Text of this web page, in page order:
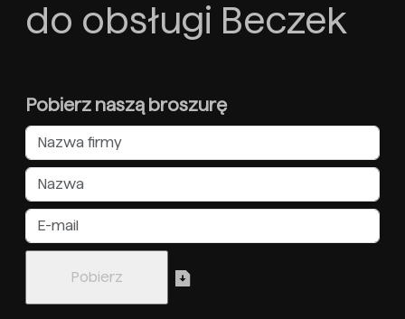
do obsługi Beczek
Pobierz naszą broszurę